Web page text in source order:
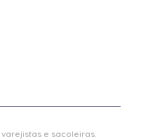
e sacoleiras.